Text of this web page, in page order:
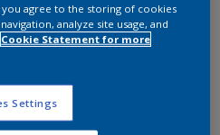
you agree to the storing of cookies
analyze site usage, and
Cookie Statement for more
Settings